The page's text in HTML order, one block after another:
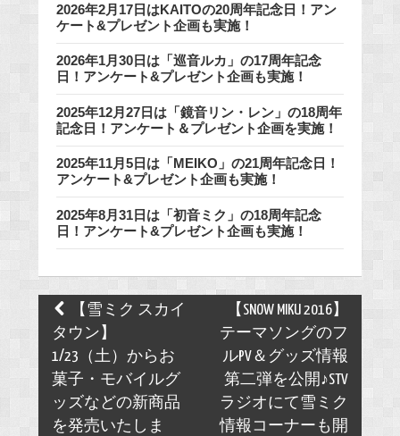
2026年2月17日はKAITOの20周年記念日！アン
ケート&プレゼント企画も実施！
2026年1月30日は「巡音ルカ」の17周年記念
日！アンケート&プレゼント企画も実施！
2025年12月27日は「鏡音リン・レン」の18周年
記念日！アンケート＆プレゼント企画を実施！
2025年11月5日は「MEIKO」の21周年記念日！
アンケート&プレゼント企画も実施！
2025年8月31日は「初音ミク」の18周年記念
日！アンケート&プレゼント企画も実施！
Post
navigation
【雪ミク スカイ
タウン】
1/23（土）からお
菓子・モバイルグ
ッズなどの新商品
を発売いたしま
【SNOW MIKU 2016】
テーマソングのフ
ルPV＆グッズ情報
第二弾を公開♪STV
ラジオにて雪ミク
情報コーナーも開